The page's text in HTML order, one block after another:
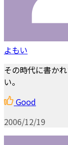
よもい
その時代に書か
い。
Good
2006/12/19